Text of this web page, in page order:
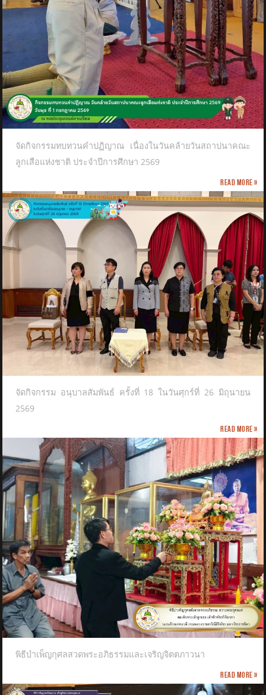
จัดกิจกรรมทบทวนคำปฏิญาณ เนื่องในวันคล้ายวันสถาปนาคณะ
ลูกเสือแห่งชาติ​ ประจำปีการศึกษา 2569
Read more »
จัดกิจกรรม อนุบาลสัมพันธ์ ครั้งที่ 18 ในวันศุกร์ที่ 26 มิถุนายน
2569
Read more »
พิธีบำเพ็ญกุศลสวดพระอภิธรรมและเจริญจิตตภาวนา
Read more »